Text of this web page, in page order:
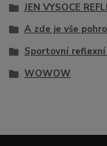
JEN VYSOCE
A zde je vše
Sportovní
WOWOW